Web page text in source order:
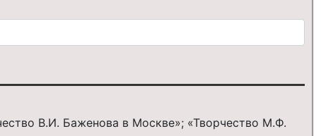
В.И. Баженова в Москве»; «Творчество М.Ф.